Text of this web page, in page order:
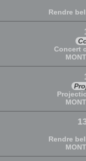
Rendre
Concert
Rendre